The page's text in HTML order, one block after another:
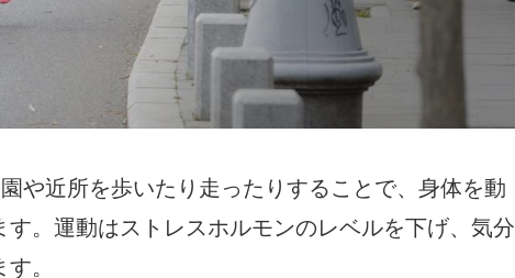
や近所を歩いたり走ったりすることで、身体を動
。運動はストレスホルモンのレベルを下げ、気分
。